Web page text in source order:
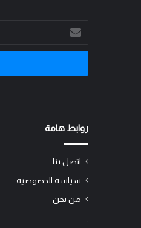
أدخل
بريدك
الإلكتروني
روابط هامة
اتصل بنا
سياسه الخصوصيه
من نحن